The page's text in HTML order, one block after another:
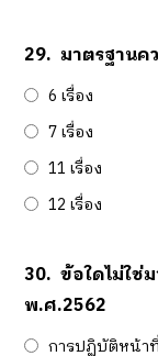
29. มาตรฐานค
6 เรื่อง
7 เรื่อง
11 เรื่อง
12 เรื่อง
30. ข้อใดไม่ใช่
พ.ศ.2562
การปฏิบัติหน้า